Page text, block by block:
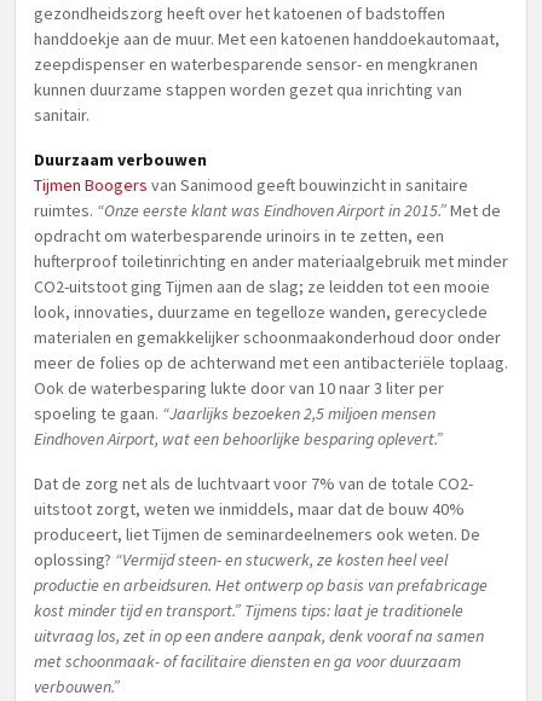
gezondheidszorg heeft over het katoenen of badstoffen
handdoekje aan de muur. Met een katoenen handdoekautomaat,
zeepdispenser en waterbesparende sensor- en mengkranen
kunnen duurzame stappen worden gezet qua inrichting van
sanitair.
Duurzaam verbouwen
Tijmen Boogers van Sanimood geeft bouwinzicht in sanitaire
ruimtes. “Onze eerste klant was Eindhoven Airport in 2015.”Met de
opdracht om waterbesparende urinoirs in te zetten, een
hufterproof toiletinrichting en ander materiaalgebruik met minder
CO2-uitstoot ging Tijmen aan de slag; ze leidden tot een mooie
look, innovaties, duurzame en tegelloze wanden, gerecyclede
materialen en gemakkelijker schoonmaakonderhoud door onder
meer de folies op de achterwand met een antibacteriële toplaag.
Ook de waterbesparing lukte door van 10 naar 3 liter per
spoeling te gaan. “Jaarlijks bezoeken 2,5 miljoen mensen
Eindhoven Airport, wat een behoorlijke besparing oplevert.”
Dat de zorg net als de luchtvaart voor 7% van de totale CO2-
uitstoot zorgt, weten we inmiddels, maar dat de bouw 40%
produceert, liet Tijmen de seminardeelnemers ook weten. De
oplossing? “Vermijd steen- en stucwerk, ze kosten heel veel
productie en arbeidsuren. Het ontwerp op basis van prefabricage
kost minder tijd en transport.” Tijmens tips: laat je traditionele
uitvraag los, zet in op een andere aanpak, denk vooraf na samen
met schoonmaak- of facilitaire diensten en ga voor duurzaam
verbouwen.”